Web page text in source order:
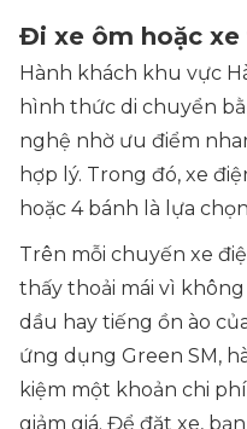
Đi xe ôm hoặc
Hành khách khu vực
hình thức di chuyển
nghệ nhờ ưu điểm
hợp lý. Trong đó, xe
hoặc 4 bánh là lựa
Trên mỗi chuyến xe
thấy thoải mái vì
dầu hay tiếng ồn ào
ứng dụng Green SM,
kiệm một khoản chi
giảm giá. Để đặt xe,